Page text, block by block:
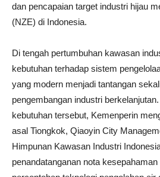
dan pencapaian target industri hijau
(NZE) di Indonesia.
Di tengah pertumbuhan kawasan
kebutuhan terhadap sistem
yang modern menjadi tantangan
pengembangan industri
kebutuhan tersebut, Kemenperin
asal Tiongkok, Qiaoyin City
Himpunan Kawasan Industri
penandatanganan nota